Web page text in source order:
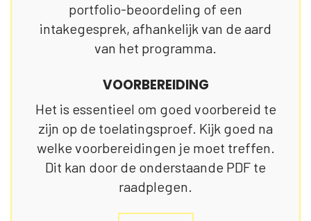
portfolio-beoordeling of een
intakegesprek, afhankelijk van de aard
van het programma.
VOORBEREIDING
Het is essentieel om goed voorbereid te
zijn op de toelatingsproef. Kijk goed na
welke voorbereidingen je moet treffen.
Dit kan door de onderstaande PDF te
raadplegen.